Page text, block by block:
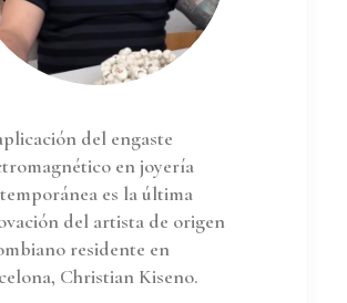
del engaste
en joyería
es la última
del artista de origen
residente en
Christian Kiseno.